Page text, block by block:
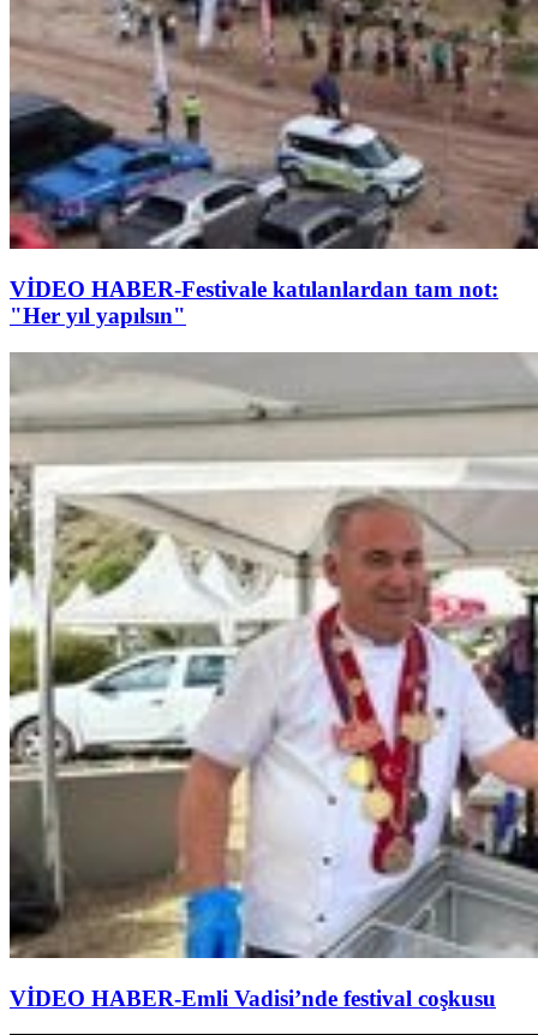
VİDEO HABER-Festivale katılanlardan tam not:
"Her yıl yapılsın"
VİDEO HABER-Emli Vadisi’nde festival coşkusu